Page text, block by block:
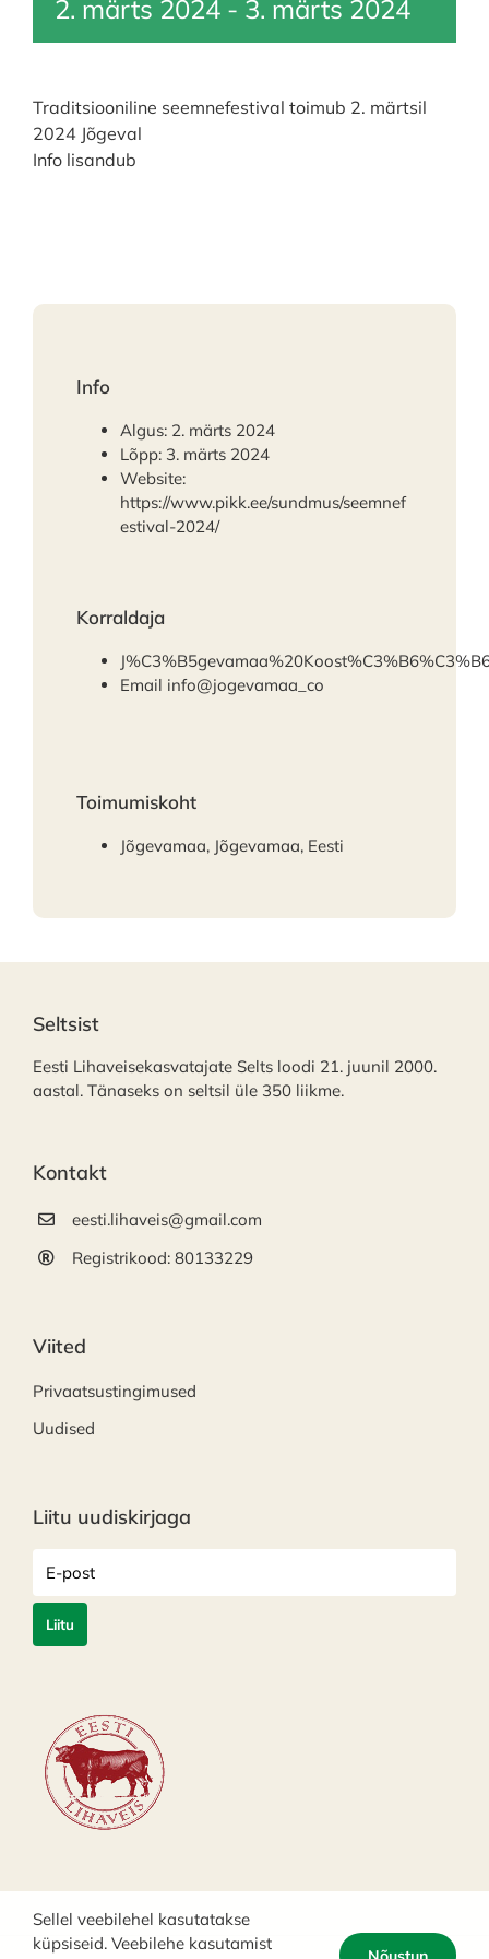
2. märts 2024 - 3. märts 2024
Traditsiooniline seemnefestival toimub 2. märtsil
2024 Jõgeval
Info lisandub
Info
Algus: 2. märts 2024
Lõpp: 3. märts 2024
Website:
https://www.pikk.ee/sundmus/seemnef
estival-2024/
Korraldaja
Email info@jogevamaa_co
Toimumiskoht
Jõgevamaa, Jõgevamaa, Eesti
Seltsist
Eesti Lihaveisekasvatajate Selts loodi 21. juunil 2000.
aastal. Tänaseks on seltsil üle 350 liikme.
Kontakt
eesti.lihaveis@gmail.com
Registrikood: 80133229
Viited
Privaatsustingimused
Uudised
Liitu uudiskirjaga
Sellel veebilehel kasutatakse
küpsiseid. Veebilehe kasutamist